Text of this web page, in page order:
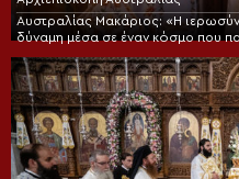
Αυστραλίας Μακάριος: «Η
δύναμη μέσα σε έναν κόσμο που